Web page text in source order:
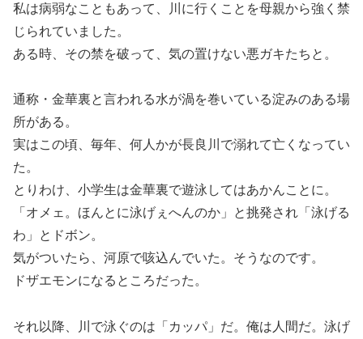
私は病弱なこともあって、川に行くことを母親から強く禁
じられていました。
ある時、その禁を破って、気の置けない悪ガキたちと。
通称・金華裏と言われる水が渦を巻いている淀みのある場
所がある。
実はこの頃、毎年、何人かが長良川で溺れて亡くなってい
た。
とりわけ、小学生は金華裏で遊泳してはあかんことに。
「オメェ。ほんとに泳げぇへんのか」と挑発され「泳げる
わ」とドボン。
気がついたら、河原で咳込んでいた。そうなのです。
ドザエモンになるところだった。
それ以降、川で泳ぐのは「カッパ」だ。俺は人間だ。泳げ